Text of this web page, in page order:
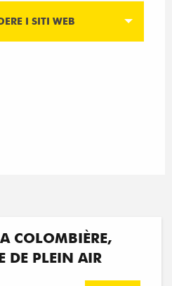
I SITI WEB
COLOMBIÈRE,
DE PLEIN AIR